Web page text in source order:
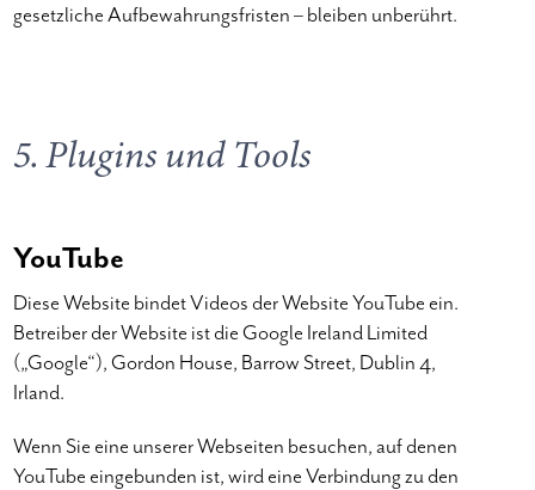
gesetzliche Aufbewahrungsfristen – bleiben unberührt.
5. Plugins und Tools
YouTube
Diese Website bindet Videos der Website YouTube ein.
Betreiber der Website ist die Google Ireland Limited
(„Google“), Gordon House, Barrow Street, Dublin 4,
Irland.
Wenn Sie eine unserer Webseiten besuchen, auf denen
YouTube eingebunden ist, wird eine Verbindung zu den